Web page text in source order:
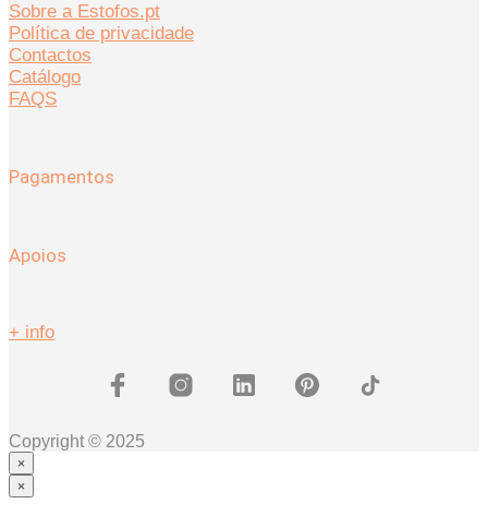
Sobre a Estofos.pt
Política de privacidade
Contactos
Catálogo
FAQS
Pagamentos
Apoios
+ info
Copyright © 2025
×
×